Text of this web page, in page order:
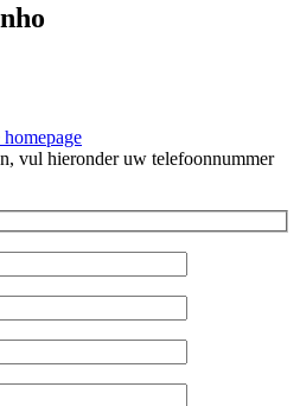
vul hieronder uw telefoonnummer